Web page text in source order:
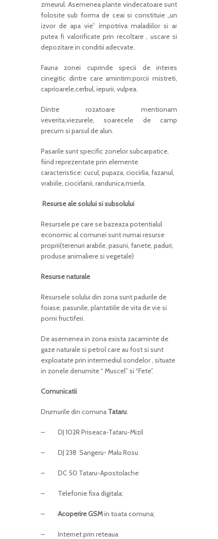
zmeurul. Asemenea plante vindecatoare sunt
folosite sub forma de ceai si constituie „un
izvor de apa vie” impotriva maladiilor si ar
putea fi valorificate prin recoltare , uscare si
depozitare in conditii adecvate.
Fauna zonei cuprinde specii de interes
cinegitic dintre care amintim:porcii mistreti,
caprioarele,cerbul, iepurii, vulpea.
Dintre rozatoare mentionam
veverita,viezurele, soarecele de camp
precum si parsul de alun.
Pasarile sunt specific zonelor subcarpatice,
fiind reprezentate prin elemente
caracteristice: cucul, pupaza, ciocirlia, fazanul,
vrabiile, ciocirlanii, randunica,mierla.
Resurse ale solului si subsolului
Resursele pe care se bazeaza potentialul
economic al comunei sunt numai resurse
proprii(terenuri arabile, pasuni, fanete, paduri,
produse animaliere si vegetale)
Resurse naturale
Resursele solului din zona sunt padurile de
foiase, pasunile, plantatiile de vita de vie si
pomi fructiferi.
De asemenea in zona exista zacaminte de
gaze naturale si petrol care au fost si sunt
exploatate prin intermediul sondelor , situate
in zonele denumite “ Muscel” si “Fete”.
Comunicatii
Drumurile din comuna Tataru:
– DJ 102R Priseaca-Tataru-Mizil
– DJ 238 Sangeru- Malu Rosu
– DC 50 Tataru-Apostolache
– Telefonie fixa digitala;
– Acoperire GSMin toata comuna;
– Internet prin reteaua